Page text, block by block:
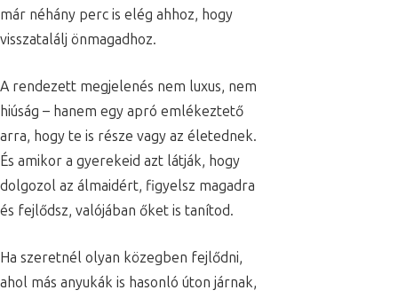
már néhány perc is elég ahhoz, hogy
visszatalálj önmagadhoz.
A rendezett megjelenés nem luxus, nem
hiúság – hanem egy apró emlékeztető
arra, hogy te is része vagy az életednek.
És amikor a gyerekeid azt látják, hogy
dolgozol az álmaidért, figyelsz magadra
és fejlődsz, valójában őket is tanítod.
Ha szeretnél olyan közegben fejlődni,
ahol más anyukák is hasonló úton járnak,